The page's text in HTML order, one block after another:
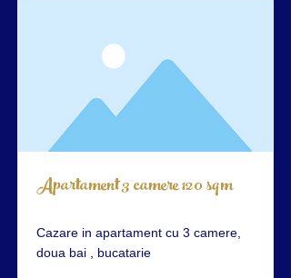
Apartament 3 camere 120 sqm
Cazare in apartament cu 3 camere,
doua bai , bucatarie